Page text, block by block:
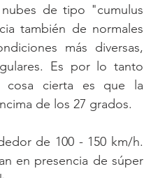
de tipo "cumulus
también de normales
más diversas,
Es por lo tanto
cosa cierta es que la
de los 27 grados.
de 100 - 150 km/h.
en presencia de súper